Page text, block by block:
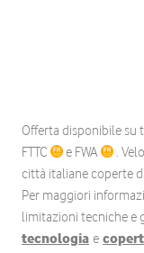
Offerta disponibile su
FTTC
e FWA
.
città italiane coperte
Per maggiori
limitazioni tecniche e
tecnologia e